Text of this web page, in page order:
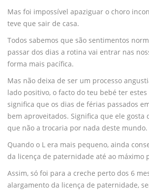
Mas foi impossível apaziguar o choro
teve que sair de casa.
Todos sabemos que são sentimentos
passar dos dias a rotina vai entrar nas
forma mais pacífica.
Mas não deixa de ser um processo
lado positivo, o facto do teu bebé ter
significa que os dias de férias passados
bem aproveitados. Significa que ele gosta
que não a trocaria por nada deste mundo.
Quando o L era mais pequeno, ainda
da licença de paternidade até ao máximo
Assim, só foi para a creche perto dos 6
alargamento da licença de paternidade,